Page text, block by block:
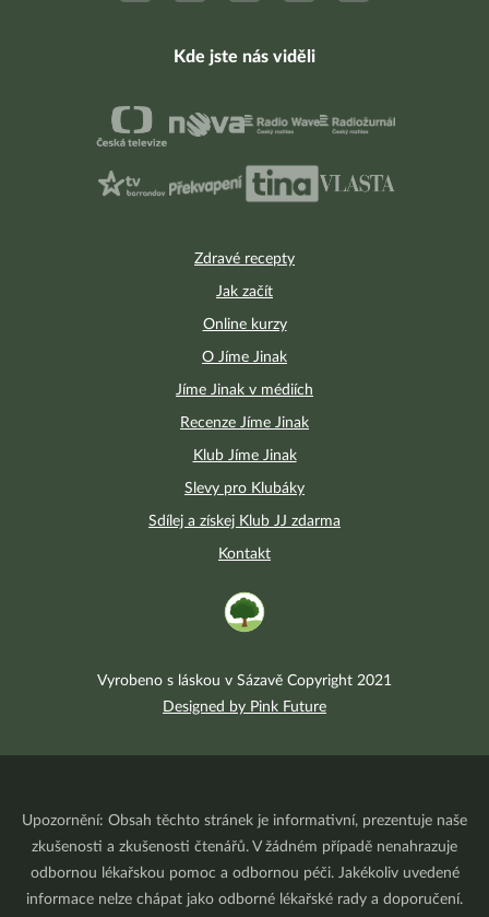
Zdravé recepty
Jak začít
Online kurzy
O Jíme Jinak
Jíme Jinak v médiích
Recenze Jíme Jinak
Klub Jíme Jinak
Slevy pro Klubáky
Sdílej a získej Klub JJ zdarma
Kontakt
Kde jste nás viděli
Vyrobeno s láskou v Sázavě Copyright 2021
Designed by Pink Future
Upozornění: Obsah těchto stránek je informativní, prezentuje naše
zkušenosti a zkušenosti čtenářů. V žádném případě nenahrazuje
odbornou lékařskou pomoc a odbornou péči. Jakékoliv uvedené
informace nelze chápat jako odborné lékařské rady a doporučení.